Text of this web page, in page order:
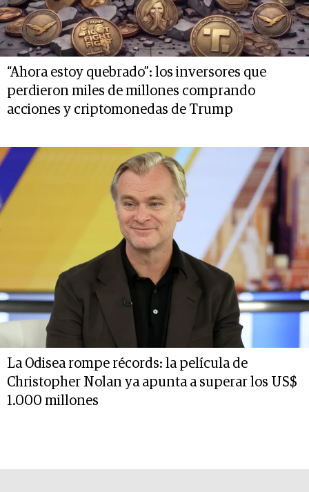
“Ahora estoy quebrado”: los inversores que
perdieron miles de millones comprando
acciones y criptomonedas de Trump
La Odisea rompe récords: la película de
Christopher Nolan ya apunta a superar los US$
1.000 millones